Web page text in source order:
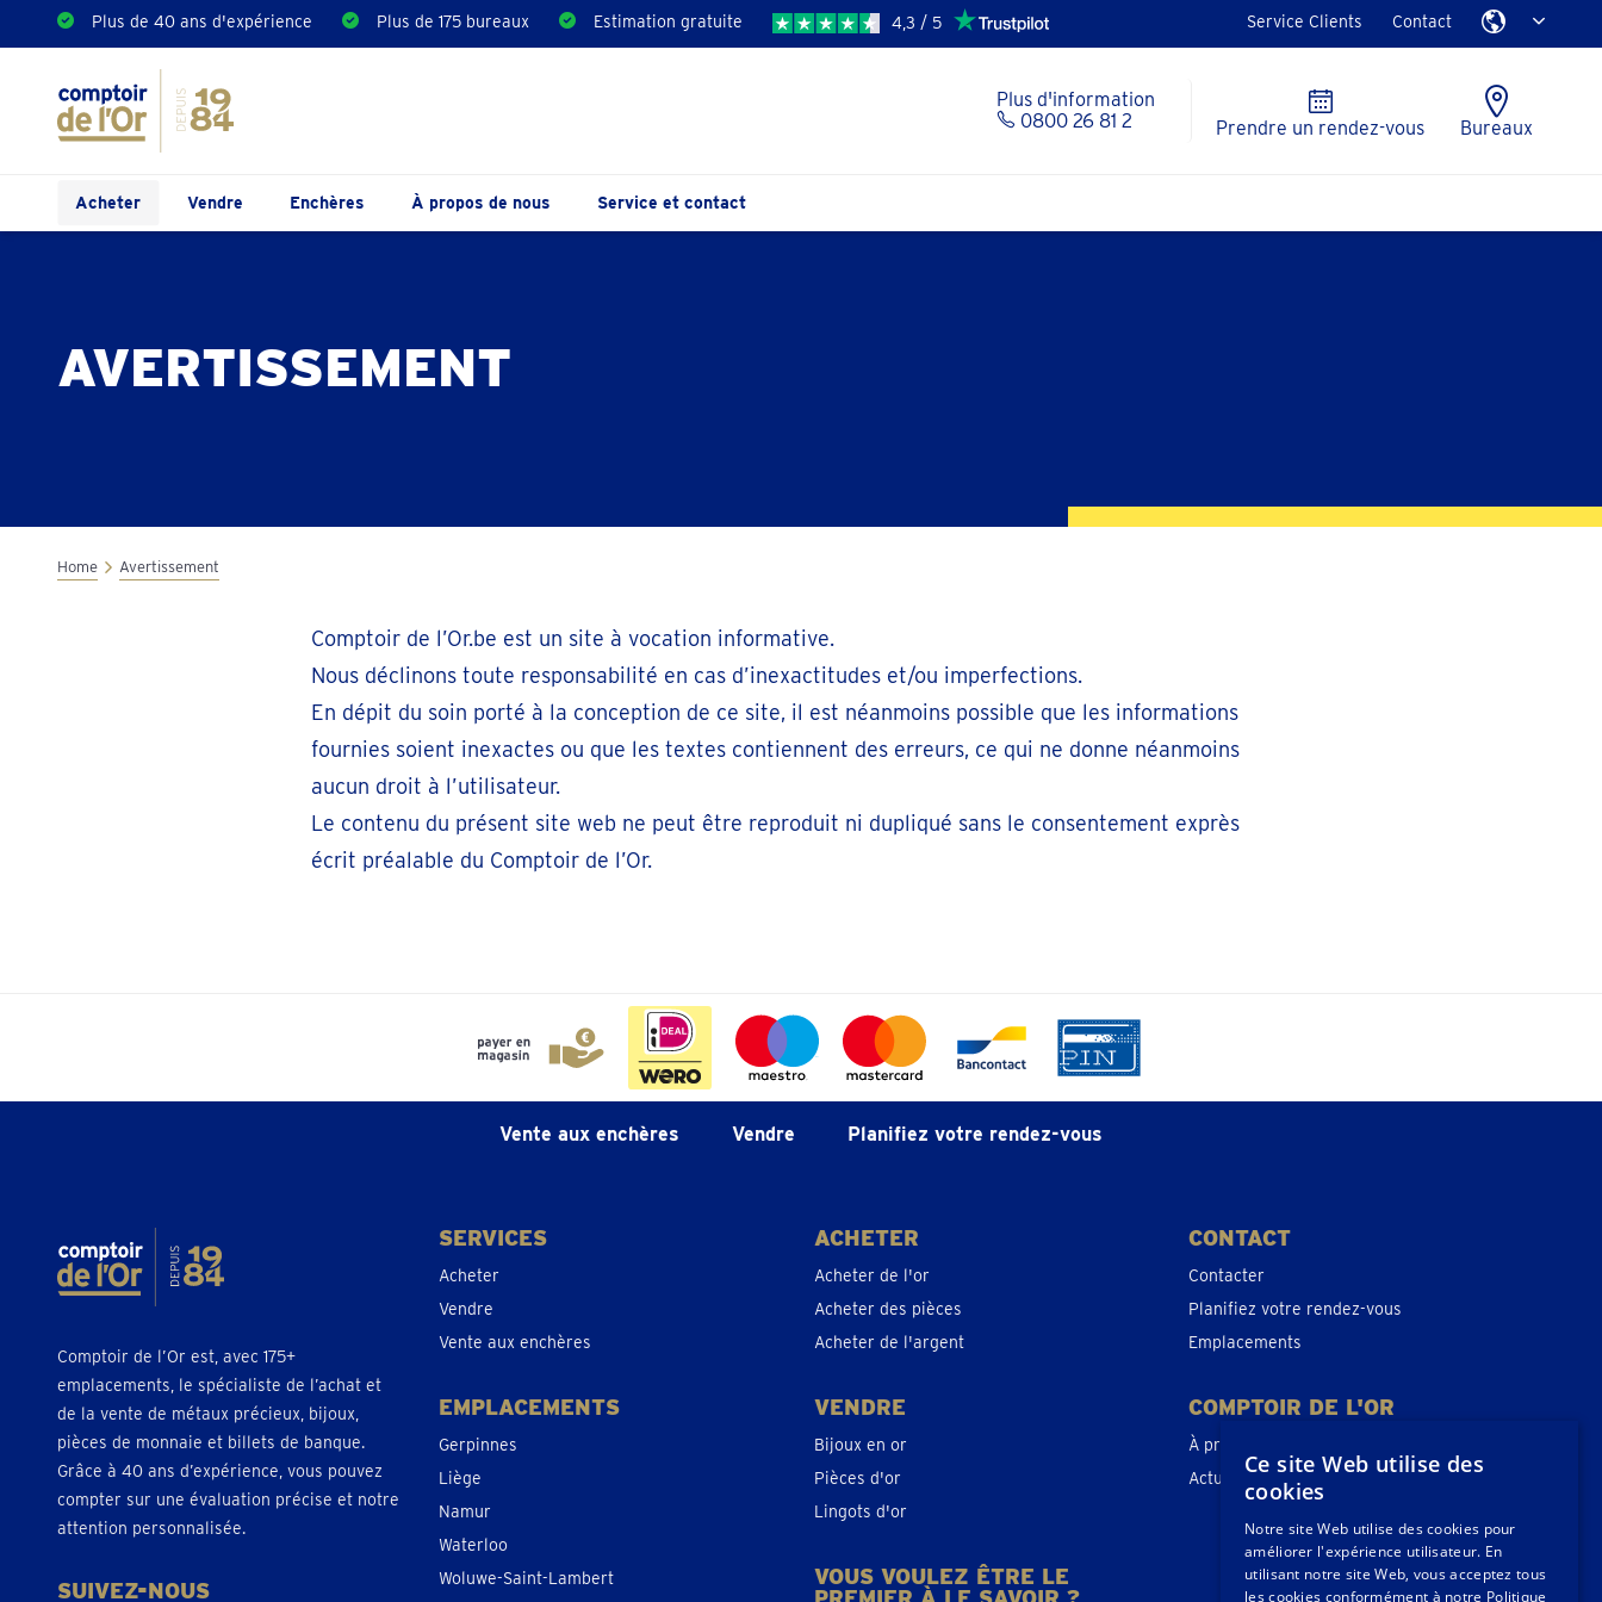
Plus de 40 ans d'expérience Plus de 175 bureaux Estimation gratuite 4,3 / 5 Service Clients Contact
Plus d'information
0800 26 81 2
Prendre un rendez-vous Bureaux
Acheter Vendre Enchères À propos de nous Service et contact
AVERTISSEMENT
Home Avertissement
Comptoir de l’Or.be est un site à vocation informative.
Nous déclinons toute responsabilité en cas d’inexactitudes et/ou imperfections.
En dépit du soin porté à la conception de ce site, il est néanmoins possible que les informations
fournies soient inexactes ou que les textes contiennent des erreurs, ce qui ne donne néanmoins
aucun droit à l’utilisateur.
Le contenu du présent site web ne peut être reproduit ni dupliqué sans le consentement exprès
écrit préalable du Comptoir de l’Or.
Vente aux enchères Vendre Planifiez votre rendez-vous
Comptoir de l’Or est, avec 175+
emplacements, le spécialiste de l’achat et
de la vente de métaux précieux, bijoux,
pièces de monnaie et billets de banque.
Grâce à 40 ans d’expérience, vous pouvez
compter sur une évaluation précise et notre
attention personnalisée.
SUIVEZ-NOUS
SERVICES
Acheter
Vendre
Vente aux enchères
EMPLACEMENTS
Gerpinnes
Liège
Namur
Waterloo
Woluwe-Saint-Lambert
ACHETER
Acheter de l'or
Acheter des pièces
Acheter de l'argent
VENDRE
Bijoux en or
Pièces d'or
Lingots d'or
VOUS VOULEZ ÊTRE LE
CONTACT
Contacter
Planifiez votre rendez-vous
Emplacements
COMPTOIR DE L'OR
À propos de nous
ActualitésCe site Web utilise des
cookies
Notre site Web utilise des cookies pour
améliorer l'expérience utilisateur. En
utilisant notre site Web, vous acceptez tous
les cookies conformément à notre Politique